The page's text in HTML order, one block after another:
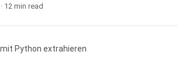
12 min read